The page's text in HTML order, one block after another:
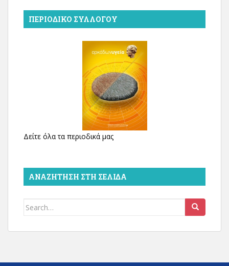
ΠΕΡΙΟΔΙΚΌ ΣΥΛΛΌΓΟΥ
Δείτε όλα τα περιοδικά μας
ΑΝΑΖΉΤΗΣΗ ΣΤΗ ΣΕΛΊΔΑ
Search